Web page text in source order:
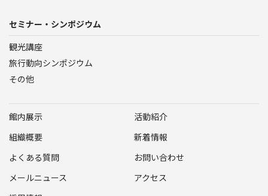
セミナー・シンポジウム
観光講座
旅行動向シンポジウム
その他
館内展示
活動紹介
組織概要
新着情報
よくある質問
お問い合わせ
メールニュース
アクセス